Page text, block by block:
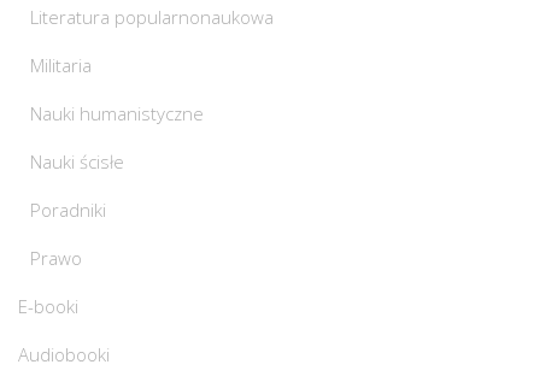
Literatura popularnonaukowa
Militaria
Nauki humanistyczne
Nauki ścisłe
Poradniki
Prawo
E-booki
Audiobooki